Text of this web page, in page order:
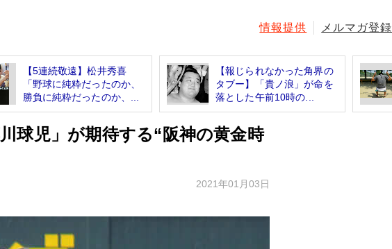
情報提供 メルマガ登録
【5連続敬遠】松井秀喜
「野球に純粋だったのか、
勝負に純粋だったのか、...
【報じられなかった角界の
タブー】「貴ノ浪」が命を
落とした午前10時の...
球児」が期待する“阪神の黄金時
2021年01月03日